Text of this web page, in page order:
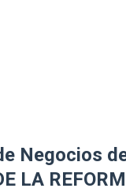
Negocios
LA